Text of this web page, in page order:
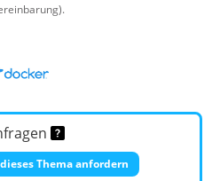
Thema anfordern